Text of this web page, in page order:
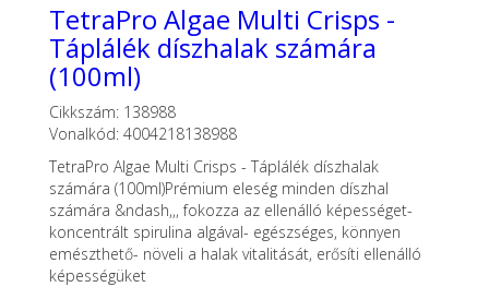
TetraPro Algae Multi Crisps -
Táplálék díszhalak számára
(100ml)
Cikkszám: 138988
Vonalkód: 4004218138988
TetraPro Algae Multi Crisps - Táplálék díszhalak
számára (100ml)Prémium eleség minden díszhal
számára &ndash,,, fokozza az ellenálló képességet-
koncentrált spirulina algával- egészséges, könnyen
emészthető- növeli a halak vitalitását, erősíti ellenálló
képességüket